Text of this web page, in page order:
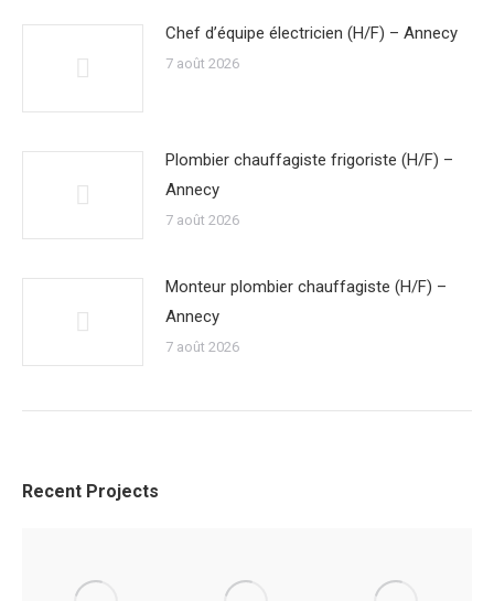
Chef d’équipe électricien (H/F) – Annecy
7 août 2026
Plombier chauffagiste frigoriste (H/F) –
Annecy
7 août 2026
Monteur plombier chauffagiste (H/F) –
Annecy
7 août 2026
Recent Projects